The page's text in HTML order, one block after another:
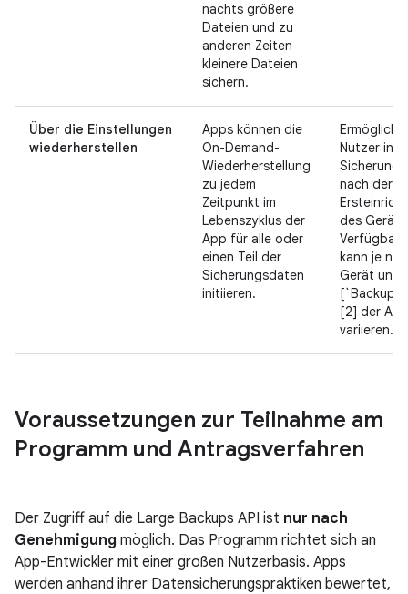
nachts größere
Dateien und zu
anderen Zeiten
kleinere Dateien
sichern.
Über die Einstellungen
wiederherstellen
Apps können die
On-Demand-
Wiederherstellung
zu jedem
Zeitpunkt im
Lebenszyklus der
App für alle oder
einen Teil der
Sicherungsdaten
initiieren.
Ermöglicht
Nutzer
nach der
des
kann je
Gerät und
[2] der App
variieren.
Voraussetzungen zur Teilnahme am
Programm und Antragsverfahren
Der Zugriff auf die Large Backups API ist nur nach
Genehmigung möglich. Das Programm richtet sich an
App-Entwickler mit einer großen Nutzerbasis. Apps
werden anhand ihrer Datensicherungspraktiken bewertet,